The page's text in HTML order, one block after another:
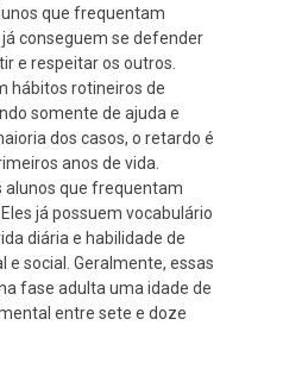
que frequentam
conseguem se defender
e respeitar os outros.
hábitos rotineiros de
somente de ajuda e
dos casos, o retardo é
anos de vida.
alunos que frequentam
já possuem vocabulário
diária e habilidade de
e social. Geralmente, essas
fase adulta uma idade de
entre sete e doze